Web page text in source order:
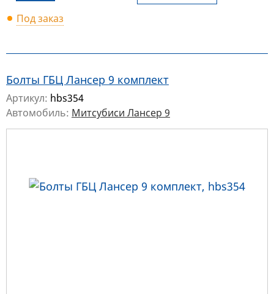
Под заказ
Болты ГБЦ Лансер 9 комплект
Артикул: hbs354
Автомобиль: Митсубиси Лансер 9